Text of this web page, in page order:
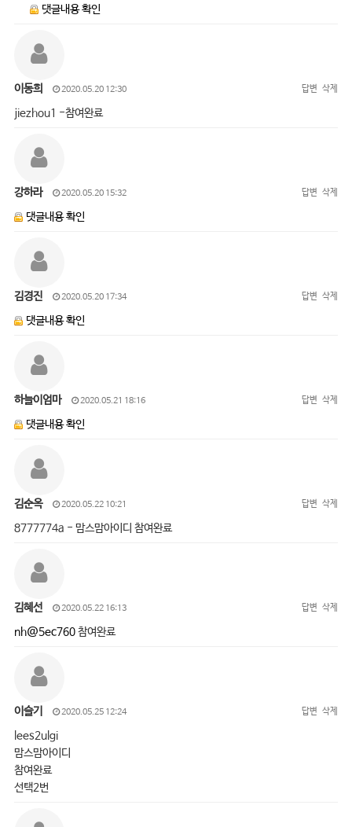
댓글내용 확인
이동희 2020.05.20 12:30 답변 삭제
jiezhou1 -참여완료
강하라 2020.05.20 15:32 답변 삭제
댓글내용 확인
김경진 2020.05.20 17:34 답변 삭제
댓글내용 확인
하늘이엄마 2020.05.21 18:16 답변 삭제
댓글내용 확인
김순옥 2020.05.22 10:21 답변 삭제
8777774a - 맘스맘아이디 참여완료
김혜선 2020.05.22 16:13 답변 삭제
nh@5ec760참여완료
이슬기 2020.05.25 12:24 답변 삭제
lees2ulgi
맘스맘아이디
참여완료
선택2번